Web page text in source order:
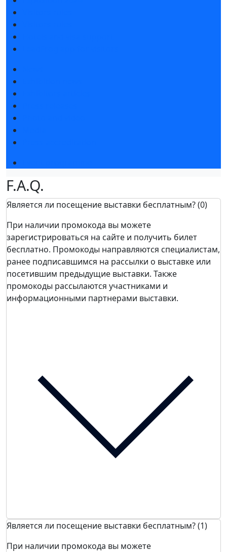
F.A.Q.
Является ли посещение выставки бесплатным? (0)
При наличии промокода вы можете
зарегистрироваться на сайте и получить билет
бесплатно. Промокоды направляются специалистам,
ранее подписавшимся на рассылки о выставке или
посетившим предыдущие выставки. Также
промокоды рассылаются участниками и
информационными партнерами выставки.
Является ли посещение выставки бесплатным? (1)
При наличии промокода вы можете